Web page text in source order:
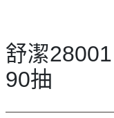
舒潔
90抽